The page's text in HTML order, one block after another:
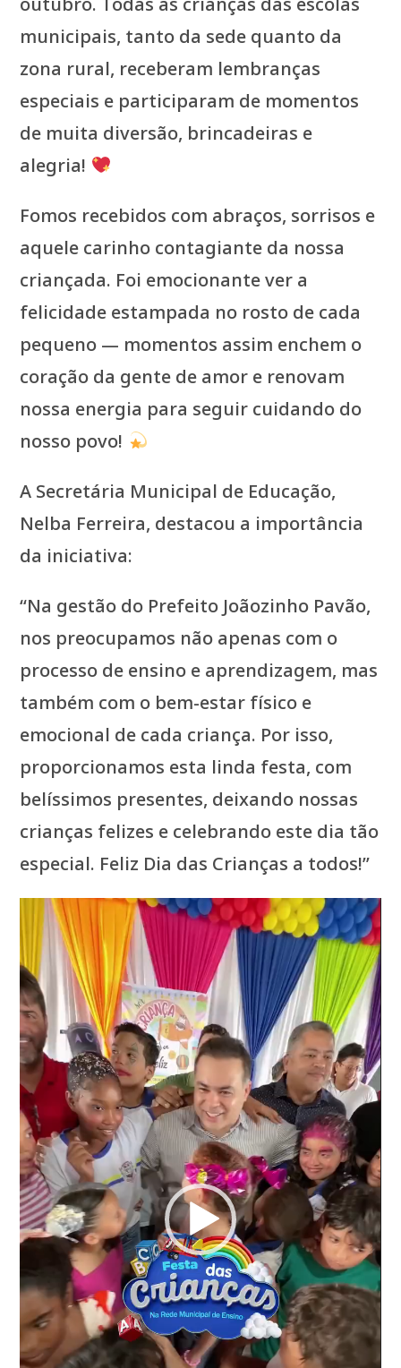
municipais, tanto da sede quanto da
zona rural, receberam lembranças
especiais e participaram de momentos
de muita diversão, brincadeiras e
alegria!
Fomos recebidos com abraços, sorrisos e
aquele carinho contagiante da nossa
criançada. Foi emocionante ver a
felicidade estampada no rosto de cada
pequeno — momentos assim enchem o
coração da gente de amor e renovam
nossa energia para seguir cuidando do
nosso povo!
A Secretária Municipal de Educação,
Nelba Ferreira, destacou a importância
da iniciativa:
“Na gestão do Prefeito Joãozinho Pavão,
nos preocupamos não apenas com o
processo de ensino e aprendizagem, mas
também com o bem-estar físico e
emocional de cada criança. Por isso,
proporcionamos esta linda festa, com
belíssimos presentes, deixando nossas
crianças felizes e celebrando este dia tão
especial. Feliz Dia das Crianças a todos!”
Tocador
de
vídeo